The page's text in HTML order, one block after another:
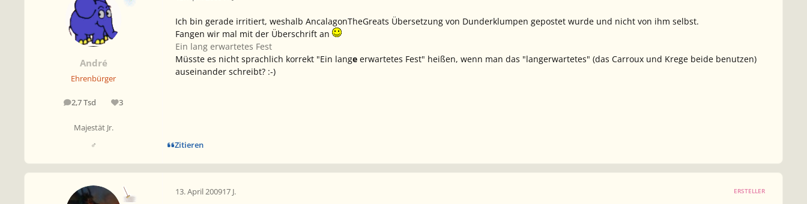
André
Ehrenbürger
2,7 Tsd
Beiträge 3
Reputation
Majestät Jr.
♂
Ich bin gerade irritiert, weshalb AncalagonTheGreats Übersetzung von Dunderklumpen gepostet wurde und nicht von ihm selbst.
Fangen wir mal mit der Überschrift an
Ein lang erwartetes Fest
Müsste es nicht sprachlich korrekt "Ein lange erwartetes Fest" heißen, wenn man das "langerwartetes" (das Carroux und Krege beide benutzen)
auseinander schreibt? :-)
Zitieren
13. April 200917 J. ERSTELLER